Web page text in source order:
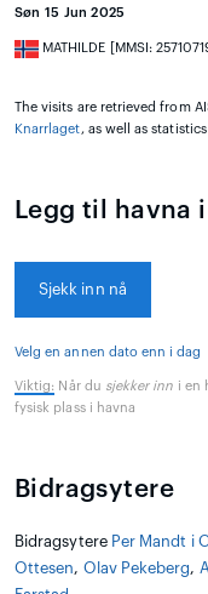
Søn 15 Jun 2025
MATHILDE [MMSI:
The visits are retrieved from
Knarrlaget, as well as
Legg til havna
Sjekk inn nå
Velg en annen dato enn i dag
Viktig: Når du sjekker inn i en
fysisk plass i havna
Bidragsytere
Bidragsytere Per Mandt i
Ottesen, Olav Pekeberg,